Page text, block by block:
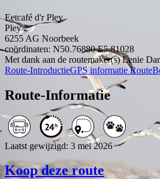
Eetcafé d'r Pley
Pley 2
6255 AG Noorbeek
coördinaten: N50.76880 E5.81028
Met dank aan de routemaker(s) Lenie
Route-IntroductieGPS informatie
Route-Informatie
Laatst gewijzigd: 3 mei 2026
Koop deze route